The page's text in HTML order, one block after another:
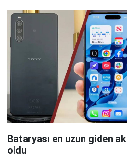
Bataryası en uzun giden
oldu